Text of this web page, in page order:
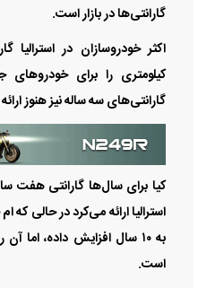
گارانتی‌ها در بازار است.
اکثر خودروسازان در
کیلومتری را برای خودرو‌های
گارانتی‌های سه ساله نیز هنوز
کیا برای سال‌ها گارانتی هفت
استرالیا ارائه می‌کرد در حالی
است.